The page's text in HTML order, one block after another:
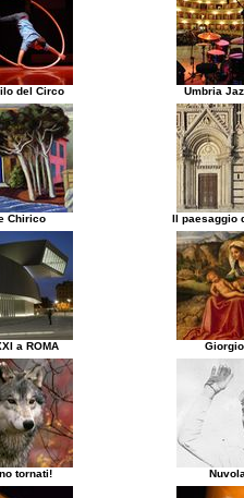
del Circo Umbria
Chirico Il paesaggio
a ROMA
tornati!